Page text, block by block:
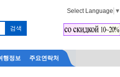
Select Language ▼
행정보 주요연락처